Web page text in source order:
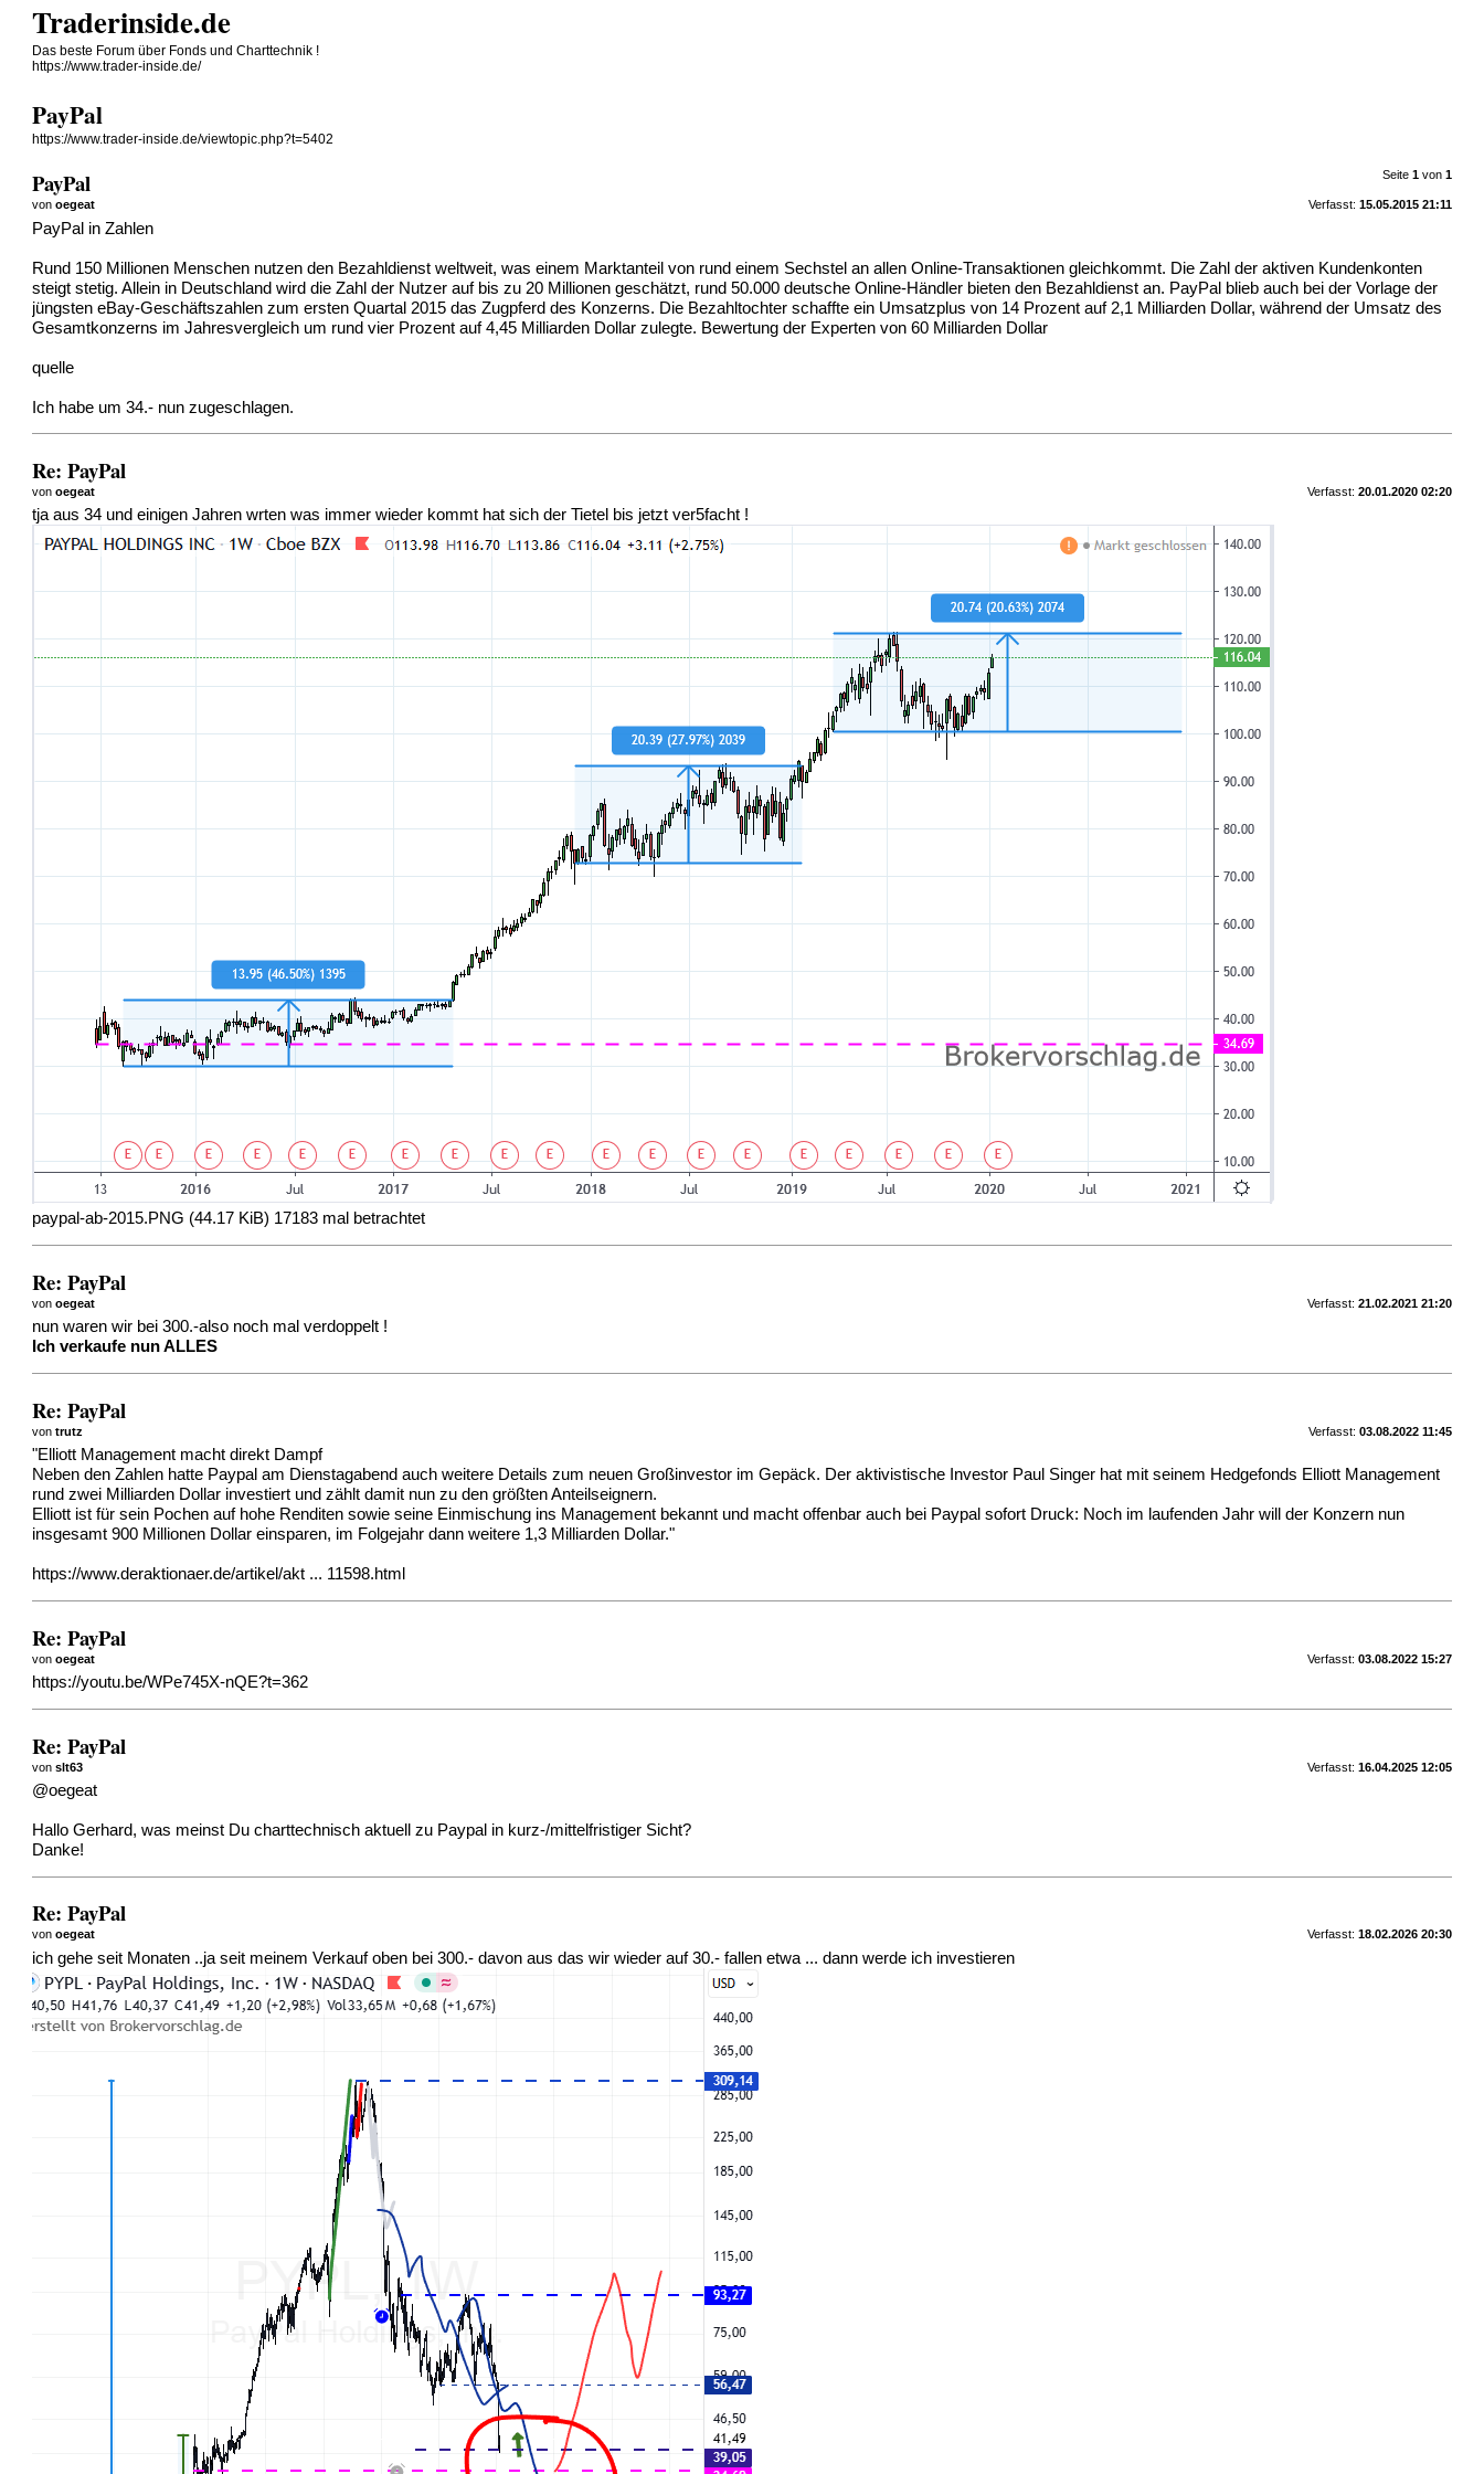
Traderinside.de
Das beste Forum über Fonds und Charttechnik !
https://www.trader-inside.de/
PayPal
https://www.trader-inside.de/viewtopic.php?t=5402
Seite 1von 1
PayPal
Verfasst: 15.05.2015 21:11
vonoegeat
PayPal in Zahlen
Rund 150 Millionen Menschen nutzen den Bezahldienst weltweit, was einem Marktanteil von rund einem Sechstel an allen Online-Transaktionen gleichkommt. Die Zahl der aktiven Kundenkonten
steigt stetig. Allein in Deutschland wird die Zahl der Nutzer auf bis zu 20 Millionen geschätzt, rund 50.000 deutsche Online-Händler bieten den Bezahldienst an. PayPal blieb auch bei der Vorlage der
jüngsten eBay-Geschäftszahlen zum ersten Quartal 2015 das Zugpferd des Konzerns. Die Bezahltochter schaffte ein Umsatzplus von 14 Prozent auf 2,1 Milliarden Dollar, während der Umsatz des
Gesamtkonzerns im Jahresvergleich um rund vier Prozent auf 4,45 Milliarden Dollar zulegte. Bewertung der Experten von 60 Milliarden Dollar
quelle
Ich habe um 34.- nun zugeschlagen.
Re: PayPal
Verfasst: 20.01.2020 02:20
vonoegeat
tja aus 34 und einigen Jahren wrten was immer wieder kommt hat sich der Tietel bis jetzt ver5facht !
paypal-ab-2015.PNG (44.17 KiB) 17183 mal betrachtet
Re: PayPal
Verfasst: 21.02.2021 21:20
vonoegeat
nun waren wir bei 300.-also noch mal verdoppelt !
Ich verkaufe nun ALLES
Re: PayPal
Verfasst: 03.08.2022 11:45
vontrutz
"Elliott Management macht direkt Dampf
Neben den Zahlen hatte Paypal am Dienstagabend auch weitere Details zum neuen Großinvestor im Gepäck. Der aktivistische Investor Paul Singer hat mit seinem Hedgefonds Elliott Management
rund zwei Milliarden Dollar investiert und zählt damit nun zu den größten Anteilseignern.
Elliott ist für sein Pochen auf hohe Renditen sowie seine Einmischung ins Management bekannt und macht offenbar auch bei Paypal sofort Druck: Noch im laufenden Jahr will der Konzern nun
insgesamt 900 Millionen Dollar einsparen, im Folgejahr dann weitere 1,3 Milliarden Dollar."
https://www.deraktionaer.de/artikel/akt ... 11598.html
Re: PayPal
Verfasst: 03.08.2022 15:27
vonoegeat
https://youtu.be/WPe745X-nQE?t=362
Re: PayPal
Verfasst: 16.04.2025 12:05
vonslt63
@oegeat
Hallo Gerhard, was meinst Du charttechnisch aktuell zu Paypal in kurz-/mittelfristiger Sicht?
Danke!
Re: PayPal
Verfasst: 18.02.2026 20:30
vonoegeat
ich gehe seit Monaten ..ja seit meinem Verkauf oben bei 300.- davon aus das wir wieder auf 30.- fallen etwa ... dann werde ich investieren